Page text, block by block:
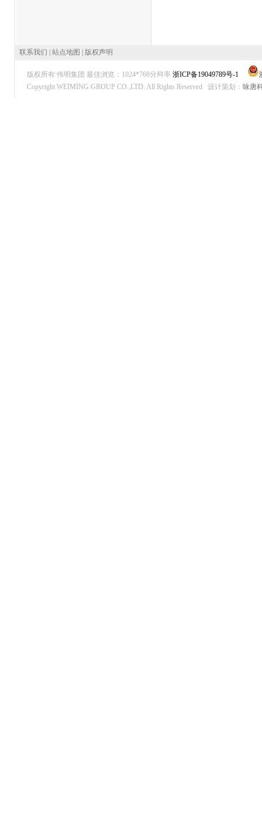
联系我们 站点地图 版权声明
版权所有:伟明集团 最佳浏览：1024*768分辩率 浙ICP备19049789号-1
Copyright WEIMING GROUP CO.,LTD. All Rights Reserved
设计策划： 咏唐